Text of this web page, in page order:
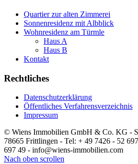
Quartier zur alten Zimmerei
Sonnenresidenz mit Albblick
Wohnresidenz am Türmle
Haus A
Haus B
Kontakt
Rechtliches
Datenschutzerklärung
Öffentliches Verfahrensverzeichnis
Impressum
© Wiens Immobilien GmbH & Co. KG -
78665 Frittlingen - Tel: + 49 7426 - 52
697 49 - info@wiens-immobilien.com
Nach oben scrollen